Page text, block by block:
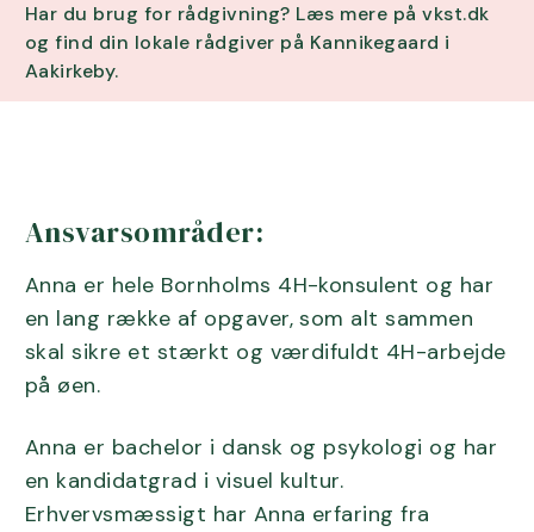
Har du brug for rådgivning? Læs mere på vkst.dk
og find din lokale rådgiver på Kannikegaard i
Aakirkeby.
Ansvarsområder:
Anna er hele Bornholms 4H-konsulent og har
en lang række af opgaver, som alt sammen
skal sikre et stærkt og værdifuldt 4H-arbejde
på øen.
Anna er bachelor i dansk og psykologi og har
en kandidatgrad i visuel kultur.
Erhvervsmæssigt har Anna erfaring fra